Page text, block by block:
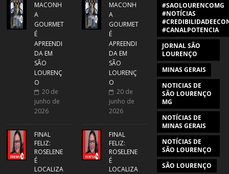
MACONH
A
GOURMET
É
APREENDI
DA EM
SÃO
LOURENÇ
O
20 de
junho de
2026
FINAL
FELIZ:
ROSELENE
É
LOCALIZA
MACONH
A
GOURMET
É
APREENDI
DA EM
SÃO
LOURENÇ
O
20 de
junho de
2026
FINAL
FELIZ:
ROSELENE
É
LOCALIZA
#SAOLOURENCOMG
#NOTÍCIAS
#CANALPOTENCIA
JORNAL SÃO
LOURENÇO
MINAS GERAIS
NOTICIAS DE
SÃO LOURENÇO
MG
NOTÍCIAS DE
MINAS GERAIS
NOTÍCIAS DE
SÃO LOURENÇO
SÃO LOURENÇO